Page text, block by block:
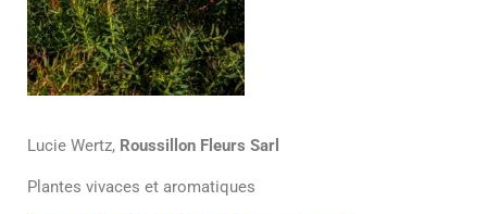
Lucie Wertz, Roussillon Fleurs Sarl
Plantes vivaces et aromatiques